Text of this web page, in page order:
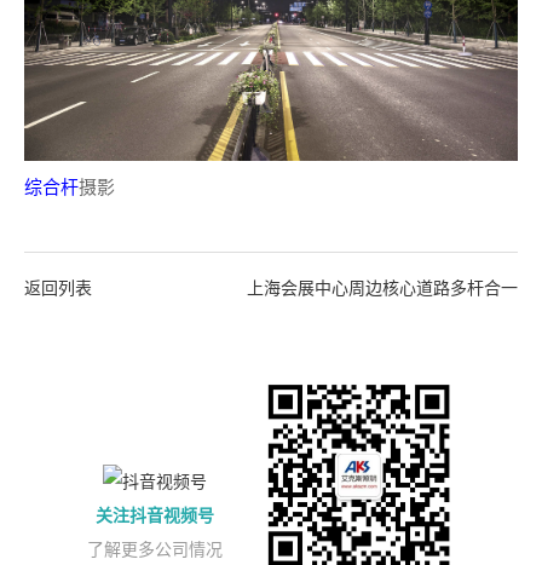
综合杆摄影
返回列表 上海会展中心周边核心道路多杆合一
关注抖音视频号
了解更多公司情况